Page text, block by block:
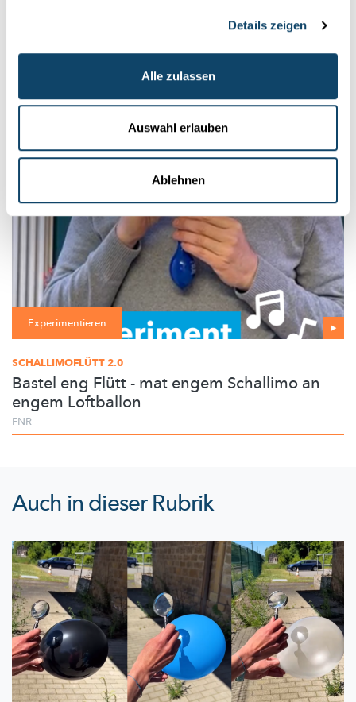
Details zeigen
Alle zulassen
Auswahl erlauben
Ablehnen
WANTER-EXPERIMENT
Bau e Schnéimännchen ouni Schnéi – a looss
e schmëlzen
Experimentieren
SCHALLIMOFLÜTT 2.0
Bastel eng Flütt - mat engem Schallimo an
engem Loftballon
FNR
Auch in dieser Rubrik